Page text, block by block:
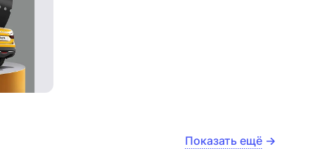
Показать ещё